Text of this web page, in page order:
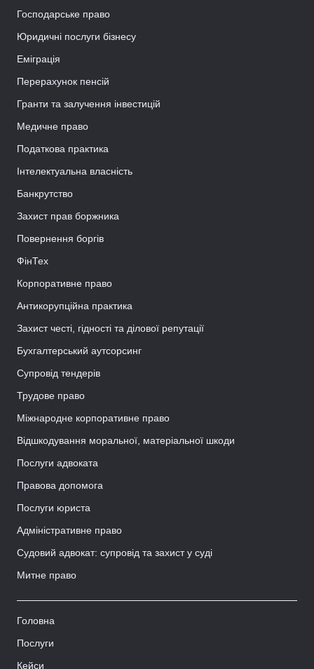
Господарське право
Юридичні послуги бізнесу
Еміграція
Перерахунок пенсій
Гранти та залучення інвестицій
Медичне право
Податкова практика
Інтелектуальна власність
Банкрутство
Захист прав боржника
Повернення боргів
ФінТех
Корпоративне право
Антикорупційна практика
Захист честі, гідності та ділової репутації
Бухгалтерський аутсорсинг
Супровід тендерів
Трудове право
Міжнародне корпоративне право
Відшкодування моральної, матеріальної шкоди
Послуги адвоката
Правова допомога
Послуги юриста
Адміністративне право
Судовий адвокат: супровід та захист у суді
Митне право
Головна
Послуги
Кейси